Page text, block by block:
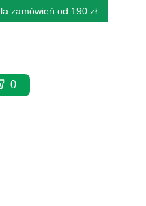
zamówień od 190 zł
w koszyku: 0. Zobacz